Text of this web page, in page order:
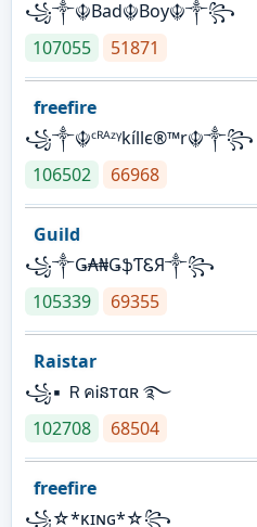
꧁༒☬Bad☬Boy☬༒꧂
107055
51871
freefire
꧁༒☬ᶜᴿᴬᶻᵞkíllє®™r☬༒꧂
106502
66968
Guild
꧁༒Ǥ₳₦ǤֆƬᏋЯ༒꧂
105339
69355
Raistar
꧁▪ ＲคᎥនтαʀ ࿐
102708
68504
freefire
꧁☆*κɪɴɢ*☆꧂